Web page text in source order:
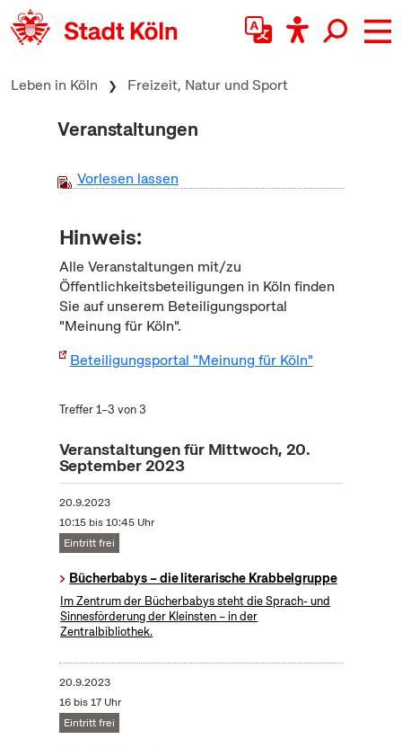
zum Inhalt springen
Leben in Köln Freizeit, Natur und Sport
Veranstaltungen
Vorlesen lassen
Hinweis:
Alle Veranstaltungen mit/zu
Öffentlichkeitsbeteiligungen in Köln finden
Sie auf unserem Beteiligungsportal
"Meinung für Köln".
Beteiligungsportal "Meinung für Köln"
Treffer 1–3 von 3
Veranstaltungen für Mittwoch, 20.
September 2023
20.9.2023
10:15 bis 10:45 Uhr
Eintritt frei
Bücherbabys – die literarische Krabbelgruppe
Im Zentrum der Bücherbabys steht die Sprach- und
Sinnesförderung der Kleinsten – in der
Zentralbibliothek.
20.9.2023
16 bis 17 Uhr
Eintritt frei